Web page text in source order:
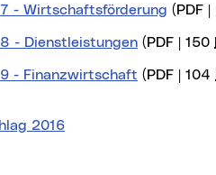
- Wirtschaftsförderung (PDF |
- Dienstleistungen (PDF | 150
- Finanzwirtschaft (PDF | 104
2016